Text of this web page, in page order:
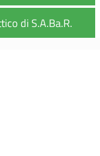
di S.A.Ba.R.